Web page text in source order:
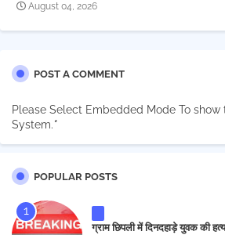
August 04, 2026
POST A COMMENT
Please Select Embedded Mode To show
System.*
POPULAR POSTS
ग्राम छिपली में दिनदहाड़े युवक की